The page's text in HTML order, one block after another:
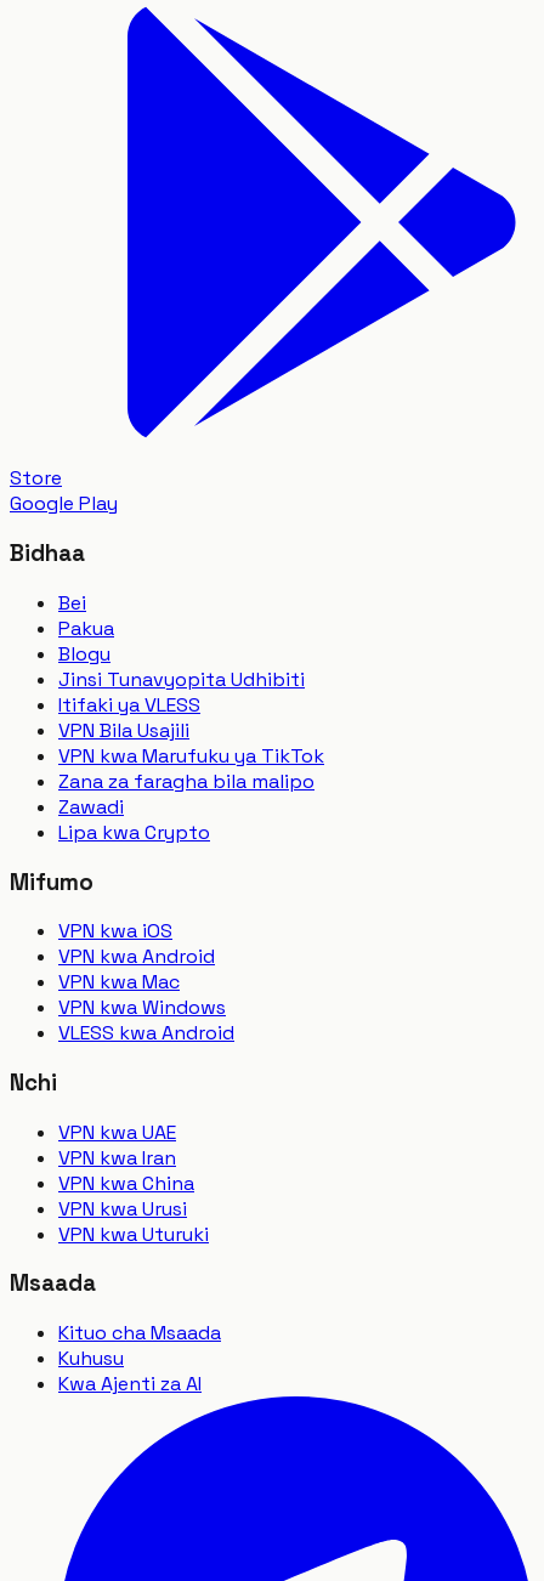
Store
Google Play
Bidhaa
Bei
Pakua
Blogu
Jinsi Tunavyopita Udhibiti
Itifaki ya VLESS
VPN Bila Usajili
VPN kwa Marufuku ya TikTok
Zana za faragha bila malipo
Zawadi
Lipa kwa Crypto
Mifumo
VPN kwa iOS
VPN kwa Android
VPN kwa Mac
VPN kwa Windows
VLESS kwa Android
Nchi
VPN kwa UAE
VPN kwa Iran
VPN kwa China
VPN kwa Urusi
VPN kwa Uturuki
Msaada
Kituo cha Msaada
Kuhusu
Kwa Ajenti za AI